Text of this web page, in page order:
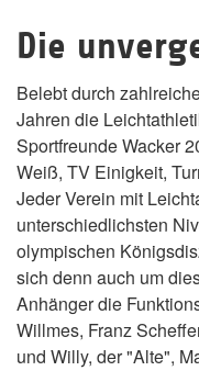
Die
Belebt durch
Jahren die
Sportfreunde Wacker
Weiß, TV Einigkeit,
Jeder Verein mit
unterschiedlichsten
olympischen
sich denn auch um
Anhänger die
Willmes, Franz
und Willy, der "Alte",